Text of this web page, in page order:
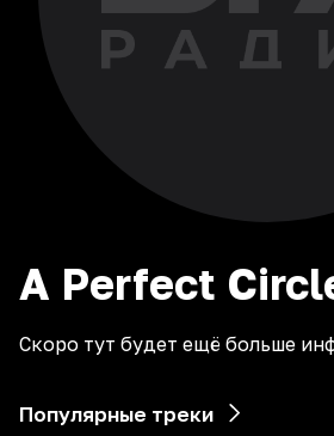
A Perfect
Скоро тут будет ещё больше
Популярные треки